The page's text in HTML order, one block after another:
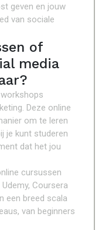
geven en jouw
van sociale
of
media
Deze online
om te leren
je kunt studeren
dat het jou
cursussen
Coursera
een breed scala
van beginners